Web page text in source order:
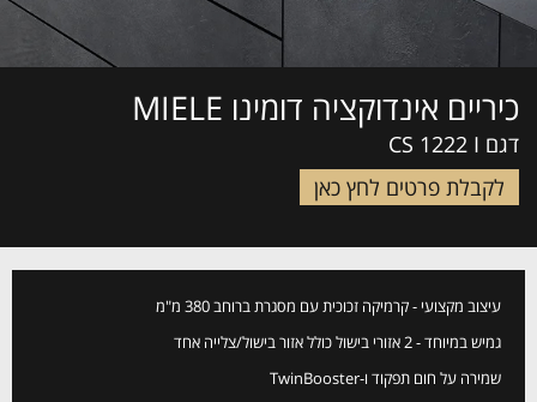
כיריים אינדוקציה דומינו MIELE
דגם CS 1222 I
לקבלת פרטים לחץ כאן
עיצוב מקצועי - קרמיקה זכוכית עם מסגרת ברוחב 380 מ"מ
גמיש במיוחד - 2 אזורי בישול כולל אזור בישול/צלייה אחד
שמירה על חום תפקוד ו-TwinBooster